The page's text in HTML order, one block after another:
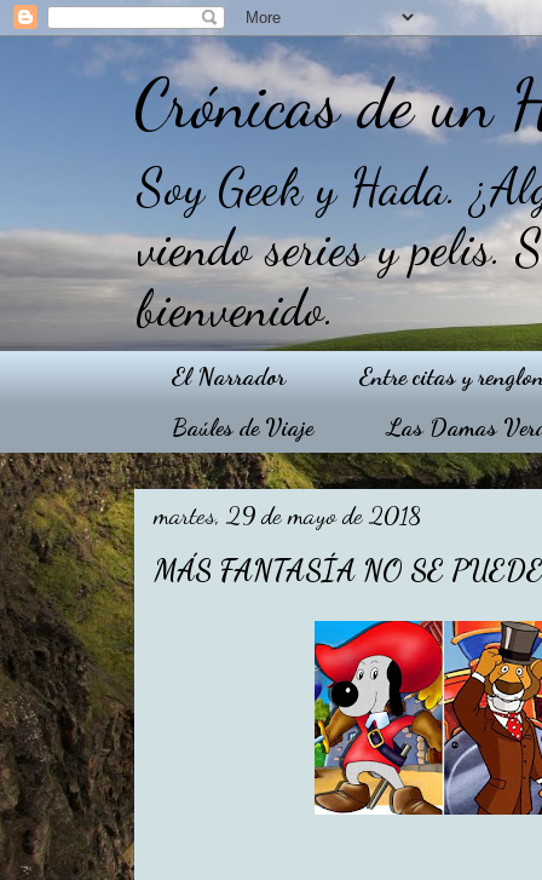
Crónicas de un
Soy Geek y Hada.
viendo series y pelis.
bienvenido.
El Narrador
Entre citas y
Baúles de Viaje
Las Damas
martes, 29 de mayo de 2018
MÁS FANTASÍA NO SE PUEDE